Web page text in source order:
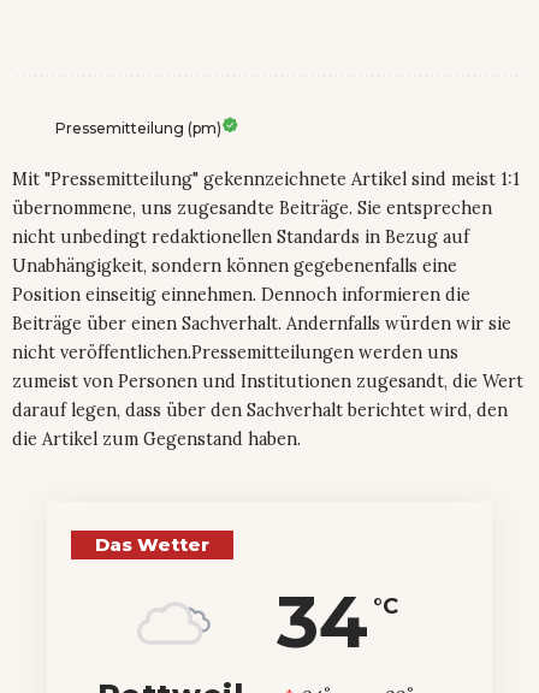
Pressemitteilung (pm)
Mit "Pressemitteilung" gekennzeichnete Artikel sind meist 1:1
übernommene, uns zugesandte Beiträge. Sie entsprechen
nicht unbedingt redaktionellen Standards in Bezug auf
Unabhängigkeit, sondern können gegebenenfalls eine
Position einseitig einnehmen. Dennoch informieren die
Beiträge über einen Sachverhalt. Andernfalls würden wir sie
nicht veröffentlichen.Pressemitteilungen werden uns
zumeist von Personen und Institutionen zugesandt, die Wert
darauf legen, dass über den Sachverhalt berichtet wird, den
die Artikel zum Gegenstand haben.
Das Wetter
34 °C